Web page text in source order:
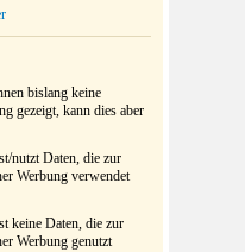
bislang keine
gezeigt, kann dies aber
nutzt Daten, die zur
Werbung verwendet
keine Daten, die zur
Werbung genutzt